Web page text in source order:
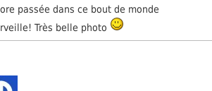
passée dans ce bout de monde
Très belle photo